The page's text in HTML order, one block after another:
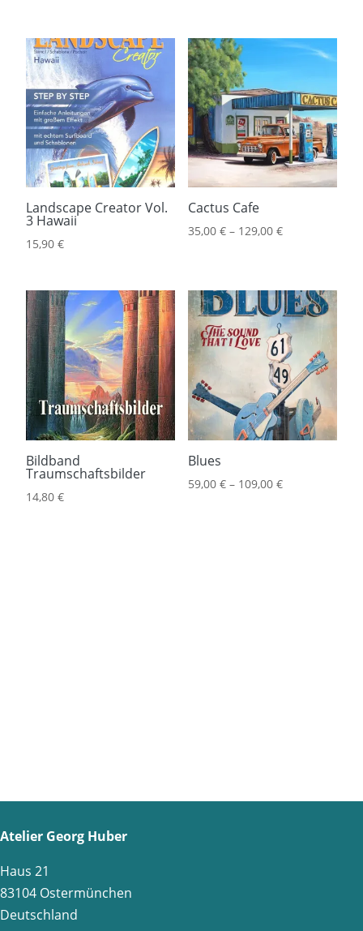
Landscape Creator Vol.
3 Hawaii
15,90 €
Cactus Cafe
35,00 €– 129,00 €
Bildband
Traumschaftsbilder
14,80 €
Blues
59,00 €– 109,00 €
Atelier Georg Huber
Haus 21
83104 Ostermünchen
Deutschland